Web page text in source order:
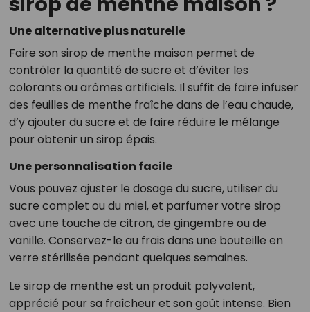
Une alternative plus naturelle
Faire son sirop de menthe maison permet de
contrôler la quantité de sucre et d’éviter les
colorants ou arômes artificiels. Il suffit de faire infuser
des feuilles de menthe fraîche dans de l’eau chaude,
d’y ajouter du sucre et de faire réduire le mélange
pour obtenir un sirop épais.
Une personnalisation facile
Vous pouvez ajuster le dosage du sucre, utiliser du
sucre complet ou du miel, et parfumer votre sirop
avec une touche de citron, de gingembre ou de
vanille. Conservez-le au frais dans une bouteille en
verre stérilisée pendant quelques semaines.
Le sirop de menthe est un produit polyvalent,
apprécié pour sa fraîcheur et son goût intense. Bien